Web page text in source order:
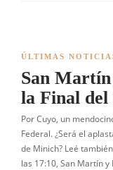
ÚLTIMAS
San Martín
la Final del
Por Cuyo, un
Federal. ¿Será el
de Minich? Leé
las 17:10, San Martín